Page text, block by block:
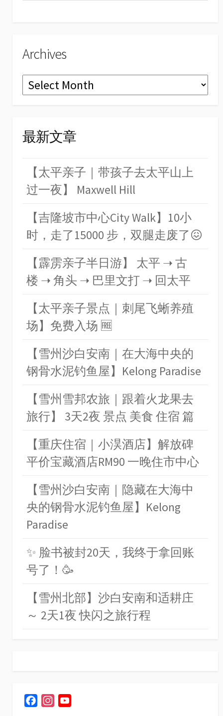
el
Archives
Archives
最新文章
【太平亲子｜带孩子去太平山上
过一夜】 Maxwell Hill
【吉隆坡市中心City Walk】10小
时，走了15000 步，双腿走废了😖
【霹雳亲子半日游】 太平 ➝ 古
楼 ➝ 角头 ➝ 巴里文打 ➝ 回太平
【太平亲子景点｜刺尾飞蜥养殖
场】免费入场 🆓
【雪州沙白安南｜在大海中央的
钢骨水泥钓鱼屋】Kelong Paradise
【雪州雪邦农旅｜跟着火龙果去
旅行】 3天2夜 景点 美食 住宿 篇
【重庆住宿｜小淏酒店】解放碑
平价宝藏酒店RM90 一晚住市中心
【雪州沙白安南｜隐藏在大海中
央的钢骨水泥钓鱼屋】Kelong
Paradise
✨ 脸书被封20天，我终于拿回账
号了！🥳
【雪州北部】沙白安南和适耕庄
～ 2天1夜 快闪之旅行程